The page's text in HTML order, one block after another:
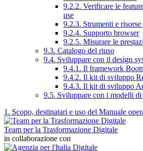
9.2.2. Verificare le
use
9.2.3. Strumenti e
9.2.4. Supporto browser
9.2.5. Misurare le
9.3. Catalogo del riuso
9.4. Sviluppare con il design
9.4.1. Il framework
9.4.2. Il kit di sviluppo
9.4.3. Il kit di sviluppo
9.5. Sviluppare con i modelli di
1. Scopo, destinatari e uso del Manuale
Team per la Trasformazione Digitale
in collaborazione con